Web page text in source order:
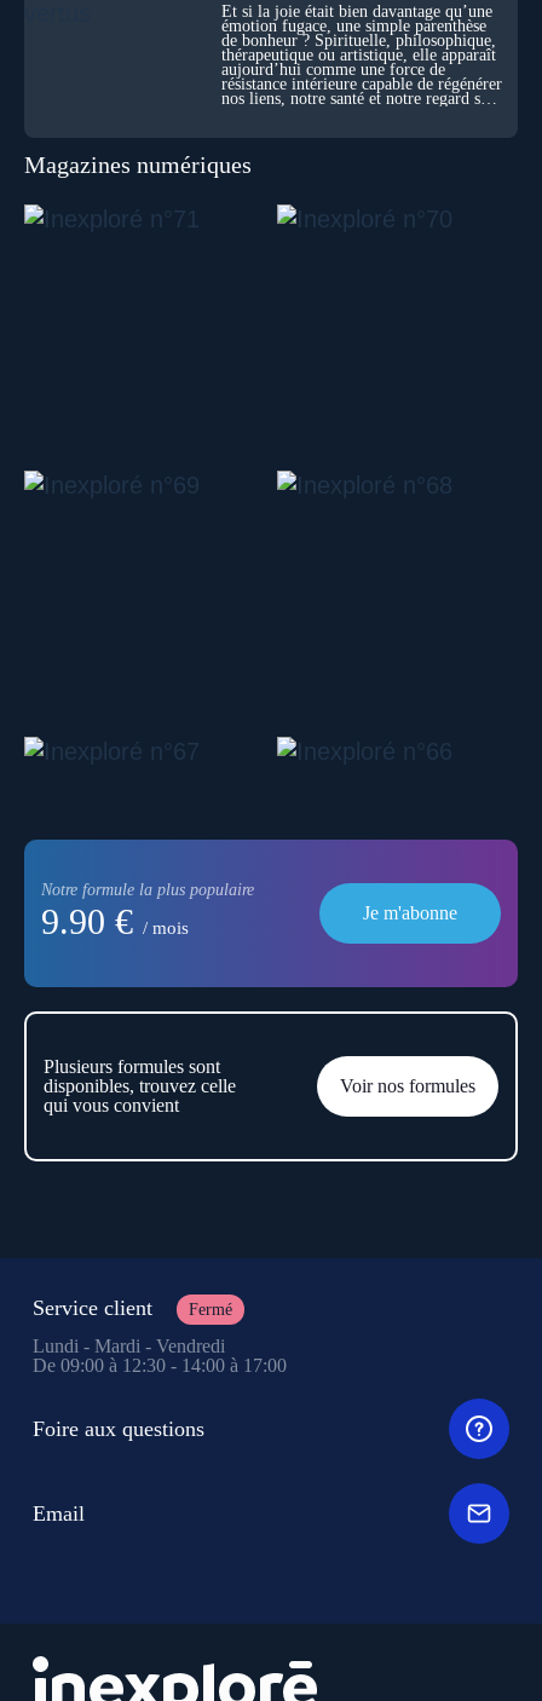
Et si la joie était bien davantage qu’une
émotion fugace, une simple parenthèse
de bonheur ? Spirituelle, philosophique,
thérapeutique ou artistique, elle apparaît
aujourd’hui comme une force de
résistance intérieure capable de régénérer
nos liens, notre santé et notre regard sur
Magazines numériques
Notre formule la plus populaire
9.90 € / mois
Je m'abonne
Plusieurs formules sont
disponibles, trouvez celle
qui vous convient
Voir nos formules
Service client Fermé
Lundi - Mardi - Vendredi
De 09:00 à 12:30 - 14:00 à 17:00
Foire aux questions
Email